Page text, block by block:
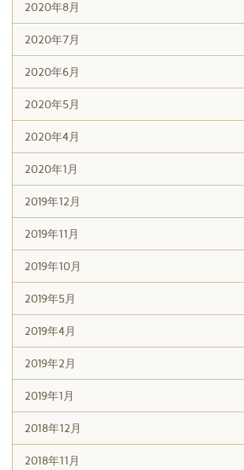
2020年8月
2020年7月
2020年6月
2020年5月
2020年4月
2020年1月
2019年12月
2019年11月
2019年10月
2019年5月
2019年4月
2019年2月
2019年1月
2018年12月
2018年11月